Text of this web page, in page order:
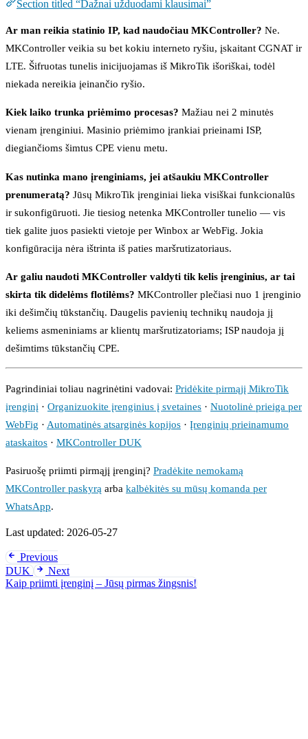
Section titled “Dažnai užduodami klausimai”
Ar man reikia statinio IP, kad naudočiau MKController? Ne.
MKController veikia su bet kokiu interneto ryšiu, įskaitant CGNAT ir
LTE. Šifruotas tunelis inicijuojamas iš MikroTik išoriškai, todėl
niekada nereikia įeinančio ryšio.
Kiek laiko trunka priėmimo procesas? Mažiau nei 2 minutės
vienam įrenginiui. Masinio priėmimo įrankiai prieinami ISP,
diegiančioms šimtus CPE vienu metu.
Kas nutinka mano įrenginiams, jei atšaukiu MKController
prenumeratą? Jūsų MikroTik įrenginiai lieka visiškai funkcionalūs
ir sukonfigūruoti. Jie tiesiog netenka MKController tunelio — vis
tiek galite juos pasiekti vietoje per Winbox ar WebFig. Jokia
konfigūracija nėra ištrinta iš paties maršrutizatoriaus.
Ar galiu naudoti MKController valdyti tik kelis įrenginius, ar tai
skirta tik didelėms flotilėms? MKController plečiasi nuo 1 įrenginio
iki dešimčių tūkstančių. Daugelis pavienių technikų naudoja jį
keliems asmeniniams ar klientų maršrutizatoriams; ISP naudoja jį
dešimtims tūkstančių CPE.
Pagrindiniai toliau nagrinėtini vadovai: Pridėkite pirmąjį MikroTik
įrenginį · Organizuokite įrenginius į svetaines · Nuotolinė prieiga per
WebFig · Automatinės atsarginės kopijos · Įrenginių prieinamumo
ataskaitos · MKController DUK
Pasiruošę priimti pirmąjį įrenginį? Pradėkite nemokamą
MKController paskyrą arba kalbėkitės su mūsų komanda per
WhatsApp.
Last updated: 2026-05-27
Previous
DUK
Next
Kaip priimti įrenginį – Jūsų pirmas žingsnis!